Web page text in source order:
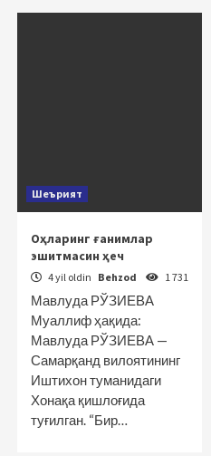
Шеърият
Оҳларинг ғанимлар
эшитмасин ҳеч
4 yil oldin Behzod 1 731
Мавлуда РЎЗИЕВА
Муаллиф ҳақида:
Мавлуда РЎЗИЕВА —
Самарқанд вилоятининг
Иштихон туманидаги
Хонақа қишлоғида
туғилган. “Бир…